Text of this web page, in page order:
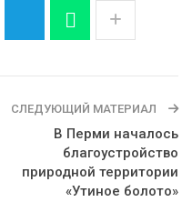
СЛЕДУЮЩИЙ МАТЕРИАЛ
В Перми началось
благоустройство
природной территории
«Утиное болото»